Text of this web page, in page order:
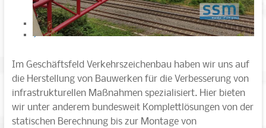
<
>
Im Geschäftsfeld Verkehrszeichenbau haben wir uns auf
die Herstellung von Bauwerken für die Verbesserung von
infrastrukturellen Maßnahmen spezialisiert. Hier bieten
wir unter anderem bundesweit Komplettlösungen von der
statischen Berechnung bis zur Montage von